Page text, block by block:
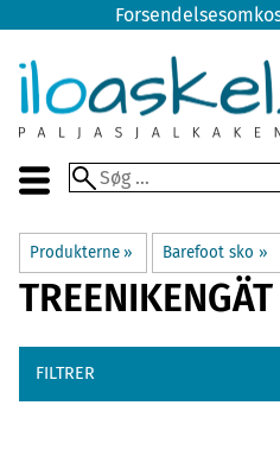
Produkterne ‪» Barefoot sko ‪»
TREENIKENGÄT
FILTRER